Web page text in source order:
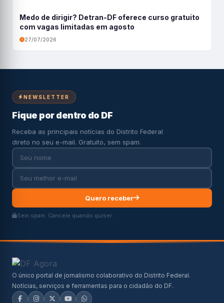
Medo de dirigir? Detran-DF oferece curso gratuito
com vagas limitadas em agosto
27/07/2026
NEWSLETTER
Fique por dentro do DF
Receba as principais notícias do Distrito Federal
direto no seu e-mail. Gratuito, sem spam.
Quero receber
Sem spam. Cancele quando quiser.
O único portal de jornalismo colaborativo do Distrito Federal.
Notícias, serviços e ferramentas para o cidadão do DF.